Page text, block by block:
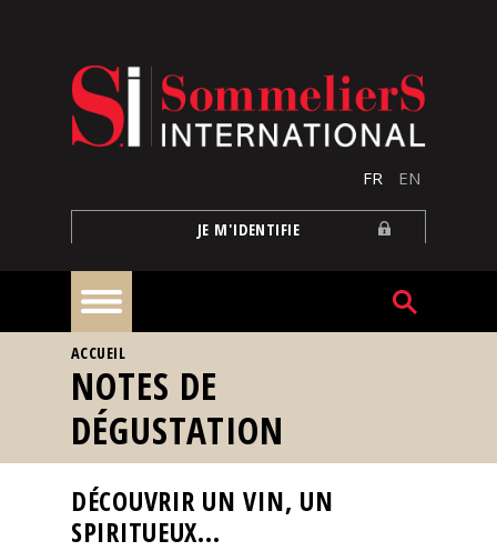
FR EN
JE M'IDENTIFIE
À
la
une
Reportages
Nos
VOUS ÊTES ICI
ACCUEIL
NOTES DE
DÉGUSTATION
DÉCOUVRIR UN VIN, UN
SPIRITUEUX...